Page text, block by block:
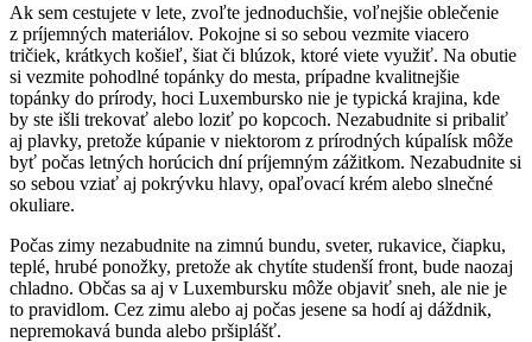
Ak sem cestujete v lete, zvoľte jednoduchšie, voľnejšie oblečenie
z príjemných materiálov. Pokojne si so sebou vezmite viacero
tričiek, krátkych košieľ, šiat či blúzok, ktoré viete využiť. Na obutie
si vezmite pohodlné topánky do mesta, prípadne kvalitnejšie
topánky do prírody, hoci Luxembursko nie je typická krajina, kde
by ste išli trekovať alebo loziť po kopcoch. Nezabudnite si pribaliť
aj plavky, pretože kúpanie v niektorom z prírodných kúpalísk môže
byť počas letných horúcich dní príjemným zážitkom. Nezabudnite si
so sebou vziať aj pokrývku hlavy, opaľovací krém alebo slnečné
okuliare.
Počas zimy nezabudnite na zimnú bundu, sveter, rukavice, čiapku,
teplé, hrubé ponožky, pretože ak chytíte studenší front, bude naozaj
chladno. Občas sa aj v Luxembursku môže objaviť sneh, ale nie je
to pravidlom. Cez zimu alebo aj počas jesene sa hodí aj dáždnik,
nepremokavá bunda alebo pršiplášť.